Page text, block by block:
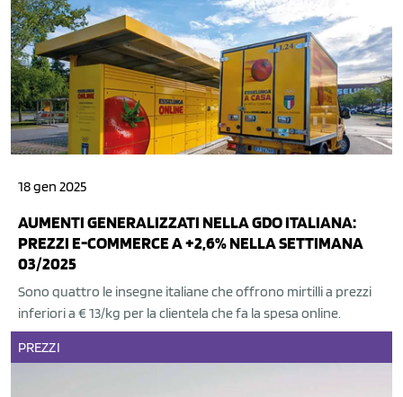
18 gen 2025
AUMENTI GENERALIZZATI NELLA GDO ITALIANA:
PREZZI E-COMMERCE A +2,6% NELLA SETTIMANA
03/2025
Sono quattro le insegne italiane che offrono mirtilli a prezzi
inferiori a € 13/kg per la clientela che fa la spesa online.
PREZZI